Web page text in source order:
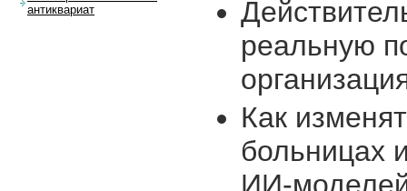
реальную
Как
больницах
антиквариат